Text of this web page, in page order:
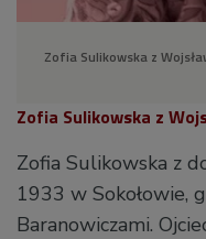
Zofia Sulikowska z
Zofia Sulikowska z
Zofia Sulikowska z
1933 w Sokołowie,
Baranowiczami.